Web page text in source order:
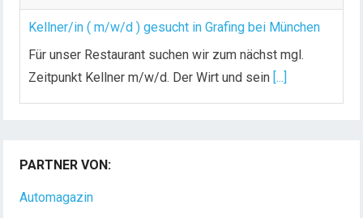
Kellner/in ( m/w/d ) gesucht in Grafing bei München
Für unser Restaurant suchen wir zum nächst mgl.
Zeitpunkt Kellner m/w/d. Der Wirt und sein [...]
Dein Arbeitsplatz mit Urlaubsfeeling Chef de Rang
(m/w/d) Du bist Gastgeber aus Leidenschaft und
PARTNER VON:
Automagazin